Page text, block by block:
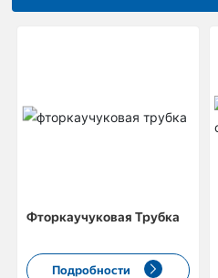
Фторкаучуковая Трубка
Подробности